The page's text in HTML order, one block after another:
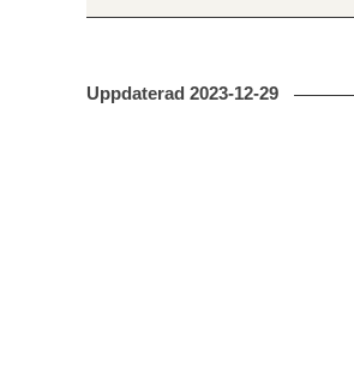
Uppdaterad 2023-12-29